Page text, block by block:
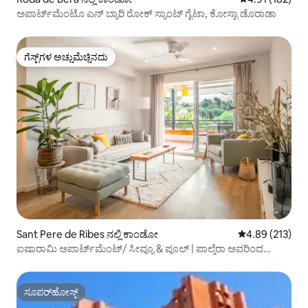
ಅಪಾರ್ಟ್‌ಮೆಂಟೊ ಎನ್ ಬ್ಯಾರಿ ರೋಕ್ ಸ್ಯಾಂಟ್ ಗೈಟಾ, ಕೋಸ್ಟಾ ಡೊರಾಡಾ
ಗೆಸ್ಟ್‌ಗಳ ಅಚ್ಚುಮೆಚ್ಚಿನದು
ಗೆಸ್ಟ್‌ಗಳ ಅಚ್ಚುಮೆಚ್ಚಿನದು
Sant Pere de Ribes ನಲ್ಲಿ ಕಾಂಡೋ 5 ರಲ್ಲಿ 4.89
4.89 (213)
ಐಷಾರಾಮಿ ಅಪಾರ್ಟ್‌ಮೆಂಟ್/ ಸೀವ್ಯೂ & ಪೂಲ್ | ಪಾಲ್ಮೆರಾ ಅವರಿಂದ
ಸೂಪರ್‌ಹೋಸ್ಟ್
ಸೂಪರ್‌ಹೋಸ್ಟ್